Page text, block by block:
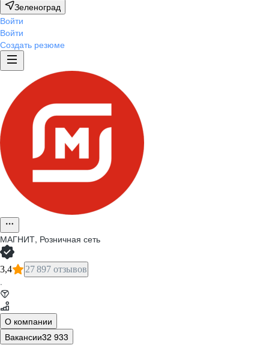
Зеленоград
Войти
Войти
Создать резюме
МАГНИТ, Розничная сеть
3,4 27 897 отзывов
·
О компании
Вакансии32 933